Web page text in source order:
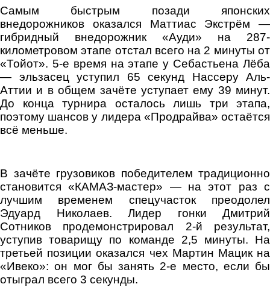
Самым быстрым позади японских
внедорожников оказался Маттиас Экстрём —
гибридный внедорожник «Ауди» на 287-
километровом этапе отстал всего на 2 минуты от
«Тойот». 5-е время на этапе у Себастьена Лёба
— эльзасец уступил 65 секунд Нассеру Аль-
Аттии и в общем зачёте уступает ему 39 минут.
До конца турнира осталось лишь три этапа,
поэтому шансов у лидера «Продрайва» остаётся
всё меньше.
В зачёте грузовиков победителем традиционно
становится «КАМАЗ-мастер» — на этот раз с
лучшим временем спецучасток преодолел
Эдуард Николаев. Лидер гонки Дмитрий
Сотников продемонстрировал 2-й результат,
уступив товарищу по команде 2,5 минуты. На
третьей позиции оказался чех Мартин Мацик на
«Ивеко»: он мог бы занять 2-е место, если бы
отыграл всего 3 секунды.